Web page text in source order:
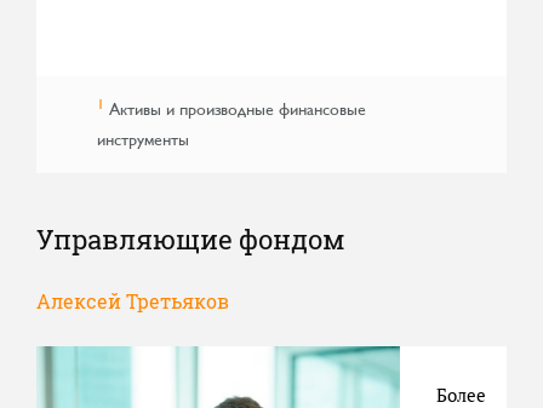
1 Активы и производные финансовые
инструменты
Управляющие фондом
Алексей Третьяков
Более